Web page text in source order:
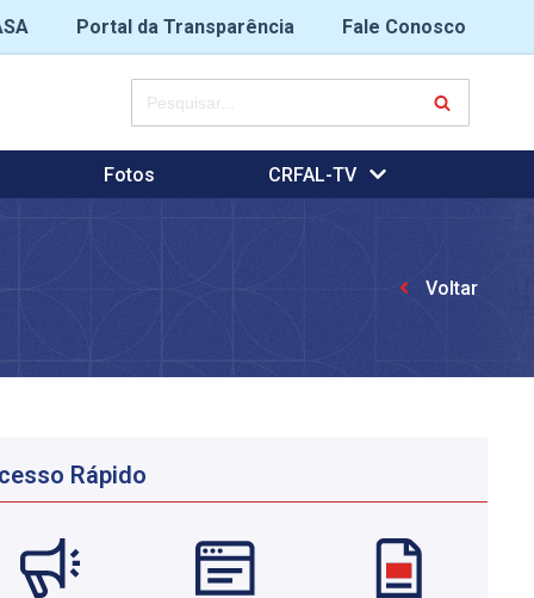
Portal da Transparência
Fale Conosco
Fotos CRFAL-TV
Voltar
Rápido